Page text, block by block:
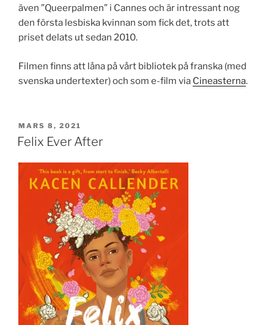
även ”Queerpalmen” i Cannes och är intressant nog
den första lesbiska kvinnan som fick det, trots att
priset delats ut sedan 2010.
Filmen finns att låna på vårt bibliotek på franska (med
svenska undertexter) och som e-film via Cineasterna.
PUBLICERAT
MARS 8, 2021
Felix Ever After